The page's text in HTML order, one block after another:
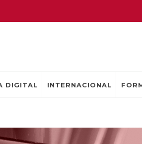
DIGITAL INTERNACIONAL